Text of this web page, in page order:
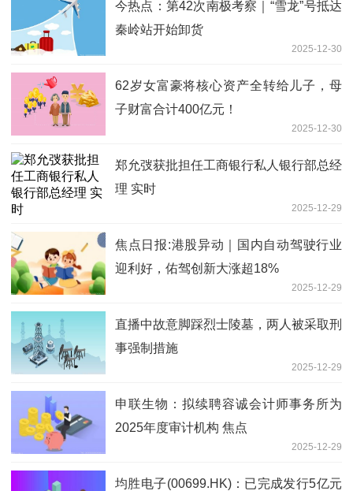
今热点：第42次南极考察｜“雪龙”号抵达
秦岭站开始卸货
2025-12-30
62岁女富豪将核心资产全转给儿子，母
子财富合计400亿元！
2025-12-30
郑允弢获批担任工商银行私人银行部总经
理 实时
2025-12-29
焦点日报:港股异动｜国内自动驾驶行业
迎利好，佑驾创新大涨超18%
2025-12-29
直播中故意脚踩烈士陵墓，两人被采取刑
事强制措施
2025-12-29
申联生物：拟续聘容诚会计师事务所为
2025年度审计机构 焦点
2025-12-29
均胜电子(00699.HK)：已完成发行5亿元